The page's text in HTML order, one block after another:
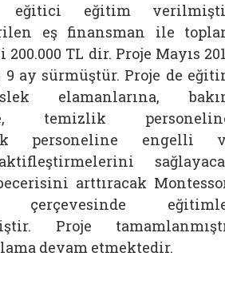
eğitici eğitim
eş finansman ile
200.000 TL dir. Proje Mayıs
9 ay sürmüştür. Proje de
elamanlarına,
temizlik
personeline engelli
arttıracak
çerçevesinde
Proje
devam etmektedir.